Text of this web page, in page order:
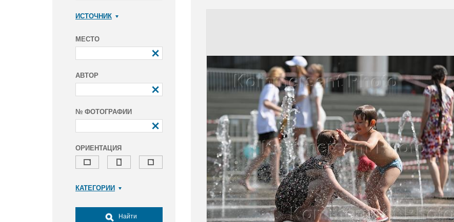
ИСТОЧНИК
МЕСТО
АВТОР
№ ФОТОГРАФИИ
ОРИЕНТАЦИЯ
КАТЕГОРИИ
Досуг, туризм и отдых
Найти